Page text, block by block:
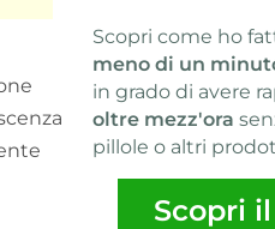
Scopri come ho
meno di un
in grado di avere
oltre mezz'ora
pillole o altri
Scopri